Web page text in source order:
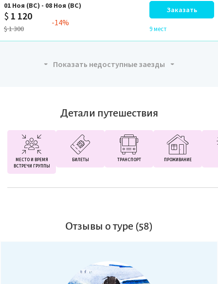
01 Ноя (ВС) - 08 Ноя (ВС)
$1 300
$ 1 120
-14%
Заказать
9 мест
Показать недоступные заезды
Детали путешествия
МЕСТО И ВРЕМЯ
ВСТРЕЧИ ГРУППЫ
БИЛЕТЫ ТРАНСПОРТ ПРОЖИВАНИЕ
Отзывы о туре (58)